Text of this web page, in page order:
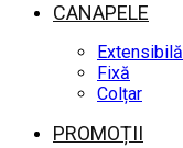
CANAPELE
Extensibilă
Fixă
Colțar
PROMOȚII